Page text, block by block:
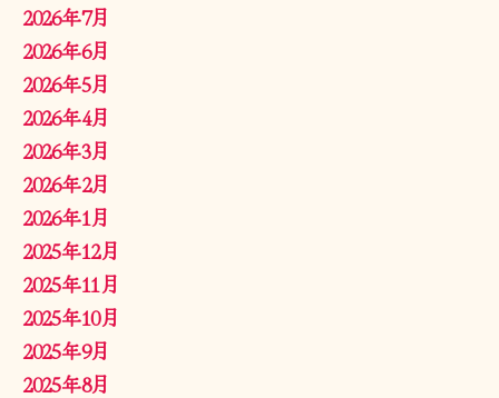
2026年7月
2026年6月
2026年5月
2026年4月
2026年3月
2026年2月
2026年1月
2025年12月
2025年11月
2025年10月
2025年9月
2025年8月